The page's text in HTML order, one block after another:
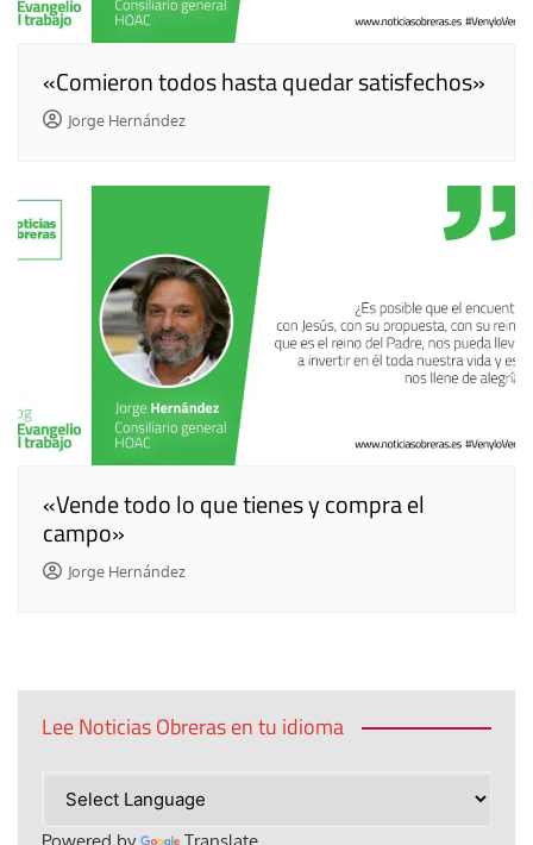
«Comieron todos hasta quedar satisfechos»
Jorge Hernández
«Vende todo lo que tienes y compra el
campo»
Jorge Hernández
Lee Noticias Obreras en tu idioma